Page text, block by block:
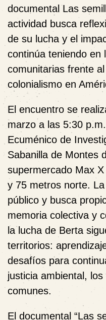
documental Las
actividad busca
de su lucha y el
continúa teniendo en
comunitarias frente
colonialismo en
El encuentro se
marzo a las 5:30
Ecuménico de
Sabanilla de Montes
supermercado Max
y 75 metros norte.
público y busca
memoria colectiva y
la lucha de Berta
territorios:
desafíos para
justicia ambiental,
comunes.
El documental “Las